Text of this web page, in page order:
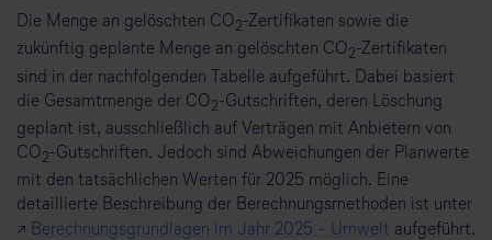
Die Menge an gelöschten CO2-Zertifikaten sowie die
zukünftig geplante Menge an gelöschten CO2-Zertifikaten
sind in der nachfolgenden Tabelle aufgeführt. Dabei basiert
die Gesamtmenge der CO2-Gutschriften, deren Löschung
geplant ist, ausschließlich auf Verträgen mit Anbietern von
CO2-Gutschriften. Jedoch sind Abweichungen der Planwerte
mit den tatsächlichen Werten für 2025 möglich. Eine
detaillierte Beschreibung der Berechnungsmethoden ist unter
↗ Berechnungsgrundlagen im Jahr 2025 – Umwelt aufgeführt.